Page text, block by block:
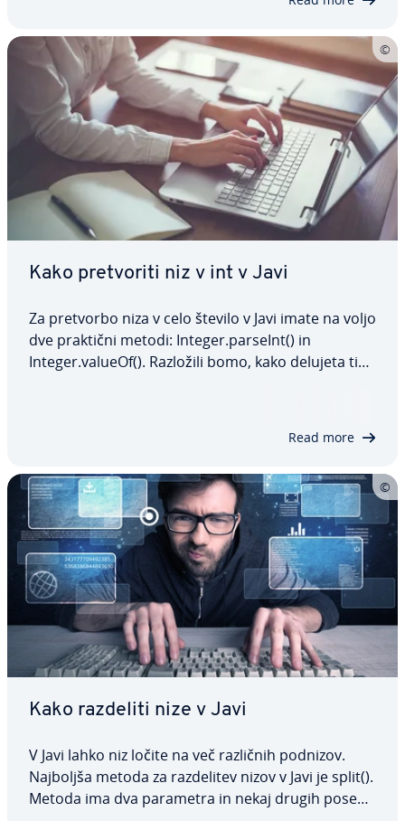
Kako pre­tvo­ri­ti niz v int v Javi
Za pretvorbo niza v celo število v Javi imate na voljo
dve praktični metodi: Integer.parseInt() in
Integer.valueOf(). Razložili bomo, kako delujeta ti
Read more
Kako razdeliti nize v Javi
V Javi lahko niz ločite na več različnih podnizov.
Najboljša metoda za raz­de­li­tev nizov v Javi je split().
Metoda ima dva parametra in nekaj drugih po­seb­